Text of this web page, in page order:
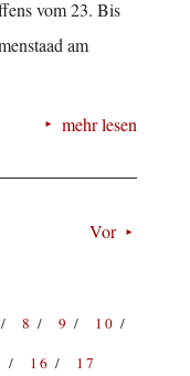
vom 23. Bis
am
mehr lesen
Vor
8 9
10
16 17